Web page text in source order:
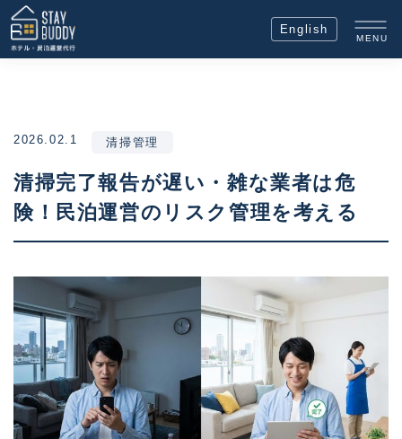
English
MENU
2026.02.1 清掃管理
清掃完了報告が遅い・雑な業者は危
険！民泊運営のリスク管理を考える